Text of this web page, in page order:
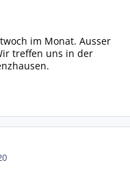
im Monat. Ausser
treffen uns in der